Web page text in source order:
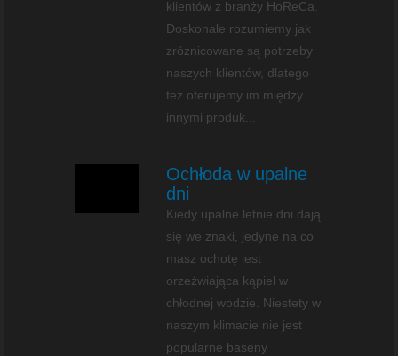
klientów z branży HoReCa.
Doskonale rozumiemy jak
zróżnicowane są potrzeby
naszych klientów, dlatego
też oferujemy im między
innymi produk...
Ochłoda w upalne
dni
Kiedy upalne letnie dni dają
się we znaki, jedyne na co
masz ochotę jest
orzeźwiająca kąpiel w
chłodnej wodzie. Niestety w
naszym klimacie nie jest
popularne baseny